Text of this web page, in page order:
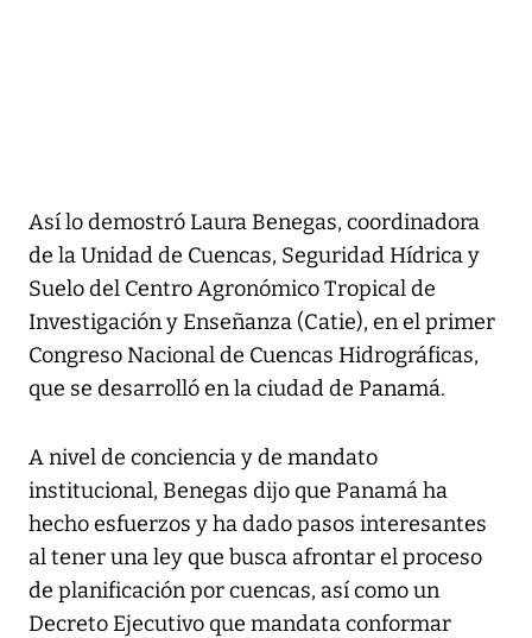
Así lo demostró Laura Benegas, coordinadora
de la Unidad de Cuencas, Seguridad Hídrica y
Suelo del Centro Agronómico Tropical de
Investigación y Enseñanza (Catie), en el primer
Congreso Nacional de Cuencas Hidrográficas,
que se desarrolló en la ciudad de Panamá.
A nivel de conciencia y de mandato
institucional, Benegas dijo que Panamá ha
hecho esfuerzos y ha dado pasos interesantes
al tener una ley que busca afrontar el proceso
de planificación por cuencas, así como un
Decreto Ejecutivo que mandata conformar